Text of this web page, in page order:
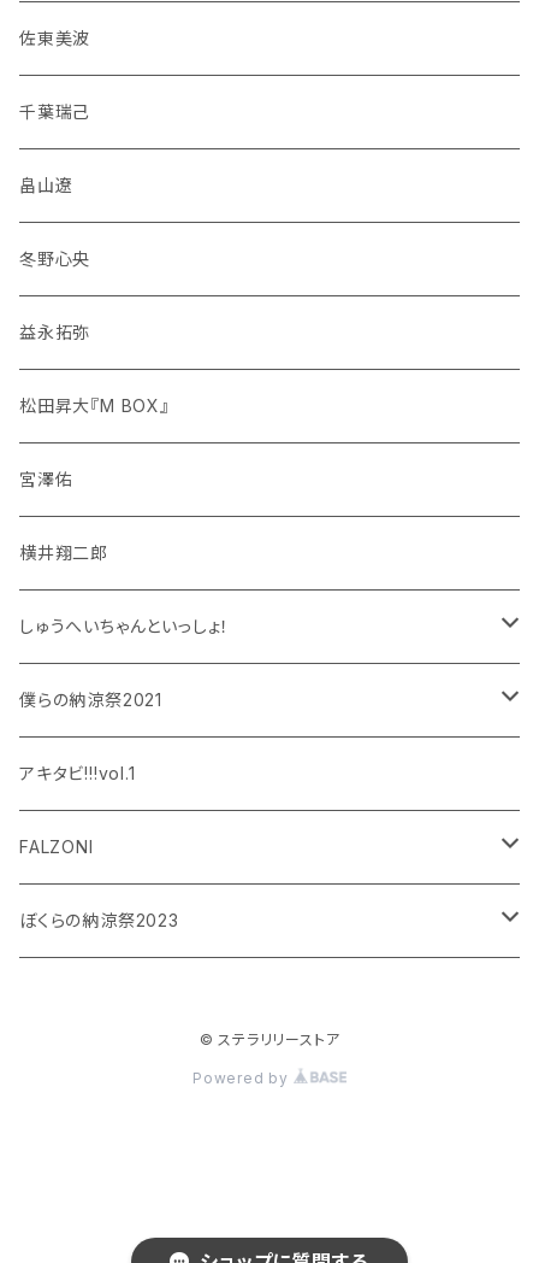
佐東美波
千葉瑞己
畠山遼
冬野心央
益永拓弥
松田昇大『M BOX』
宮澤佑
横井翔二郎
しゅうへいちゃんといっしょ！
和泉宗兵
設楽銀河
平賀勇成
吉岡佑
僕らの納涼祭2021
和泉宗兵
神永圭佑
小波津亜廉
アキタビ!!!vol.1
FALZONI
笠間淳の黄昏古書堂
ぼくらの納涼祭2023
© ステラリリーストア
Powered by